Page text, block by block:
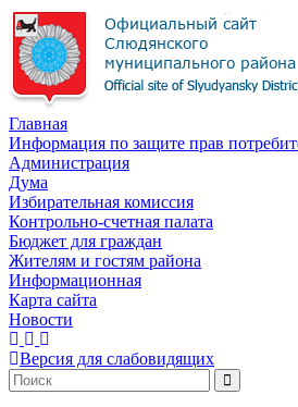
Главная
Информация по защите прав
Администрация
Дума
Избирательная комиссия
Контрольно-счетная палата
Бюджет для граждан
Жителям и гостям района
Информационная
Карта сайта
Новости
Версия для слабовидящих